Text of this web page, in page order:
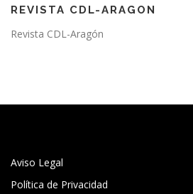
REVISTA CDL-ARAGON
Revista CDL-Aragón
Aviso Legal
Política de Privacidad